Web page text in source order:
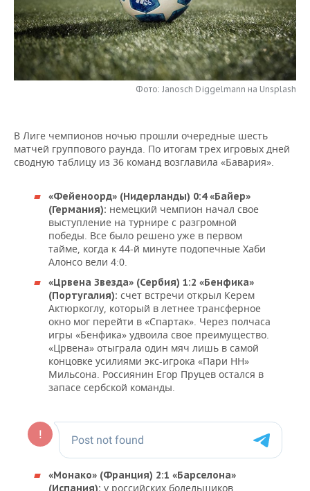
НЕФТЕХИМИЯ
НЕФТЬ
ОПК
РОЗНИЧНАЯ ТОРГОВЛЯ
ТРАНСПОРТ
НОВОСТИ ТЕХНОЛОГИЙ
IT
МЕРОПРИЯТИЯ
НОВОСТИ МЕРОПРИЯТИЙ
ВЫЕЗДНАЯ РЕДАКЦИЯ
ONLINE-КОНФЕРЕНЦИИ
СПОРТ
ХОККЕЙ
ВОЛЕЙБОЛ
КИБЕРСПОРТ
ФИГУРНОЕ КАТАНИЕ
ВОДНЫЕ ВИДЫ СПОРТА
ХОККЕЙ С МЯЧОМ
ВЛАСТЬ
ИСТОРИЯ
КУЛЬТУРА
МЕДИЦИНА
ОБРАЗОВАНИЕ
ПРОИСШЕСТВИЯ
СЮЖЕТЫ
СПИСОК ПЕРСОН
СПИСОК КОМПАНИЙ
ПОЛНАЯ ВЕРСИЯ
Фото: Janosch Diggelmann на Unsplash
В Лиге чемпионов ночью прошли очередные шесть
матчей группового раунда. По итогам трех игровых дней
сводную таблицу из 36 команд возглавила «Бавария».
«Фейеноорд» (Нидерланды) 0:4 «Байер»
(Германия): немецкий чемпион начал свое
выступление на турнире с разгромной
победы. Все было решено уже в первом
тайме, когда к 44-й минуте подопечные Хаби
Алонсо вели 4:0.
«Црвена Звезда» (Сербия) 1:2 «Бенфика»
(Португалия): счет встречи открыл Керем
Актюркоглу, который в летнее трансферное
окно мог перейти в «Спартак». Через полчаса
игры «Бенфика» удвоила свое преимущество.
«Црвена» отыграла один мяч лишь в самой
концовке усилиями экс-игрока «Пари НН»
Мильсона. Россиянин Егор Пруцев остался в
запасе сербской команды.
«Монако» (Франция) 2:1 «Барселона»
(Испания): у российских болельщиков